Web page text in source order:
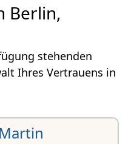
Berlin,
stehenden
Ihres Vertrauens in